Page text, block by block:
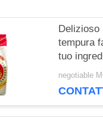
​Delizioso
tempura
tuo
per
negotiable